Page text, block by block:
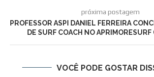
próxima postagem
PROFESSOR ASPI DANIEL FERREIRA
DE SURF COACH NO
VOCÊ PODE GOSTAR